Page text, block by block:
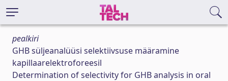
pealkiri
GHB süljeanalüüsi selektiivsuse määramine
kapillaarelektroforeesil
Determination of selectivity for GHB analysis in oral